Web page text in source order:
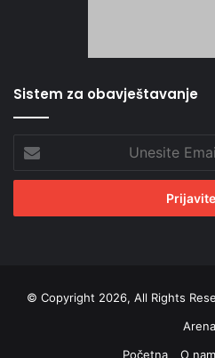
Sistem za obavještavanje
Email
adresu
© Copyright 2026, All Rights
Arena
Početna
O